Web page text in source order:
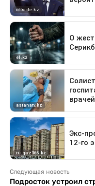
Следующая новость
Подросток устроил